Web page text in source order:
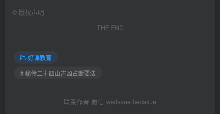
© 版权声明
THE END
好课教育
# 秘传二十四山吉凶占断要法
联系作者 微信 wedaxue bedaxue